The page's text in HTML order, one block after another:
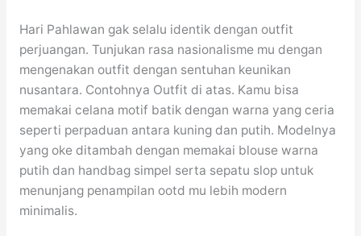
Hari Pahlawan gak selalu identik dengan outfit
perjuangan. Tunjukan rasa nasionalisme mu dengan
mengenakan outfit dengan sentuhan keunikan
nusantara. Contohnya Outfit di atas. Kamu bisa
memakai celana motif batik dengan warna yang ceria
seperti perpaduan antara kuning dan putih. Modelnya
yang oke ditambah dengan memakai blouse warna
putih dan handbag simpel serta sepatu slop untuk
menunjang penampilan ootd mu lebih modern
minimalis.